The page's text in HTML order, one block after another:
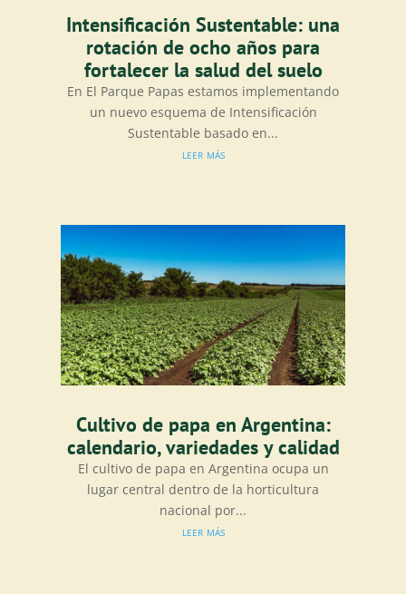
Intensificación Sustentable: una
rotación de ocho años para
fortalecer la salud del suelo
En El Parque Papas estamos implementando
un nuevo esquema de Intensificación
Sustentable basado en...
leer más
Cultivo de papa en Argentina:
calendario, variedades y calidad
El cultivo de papa en Argentina ocupa un
lugar central dentro de la horticultura
nacional por...
leer más